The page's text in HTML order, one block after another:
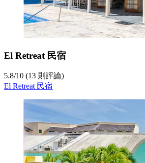
El Retreat 民宿
5.8/10 (13 則評論)
El Retreat 民宿